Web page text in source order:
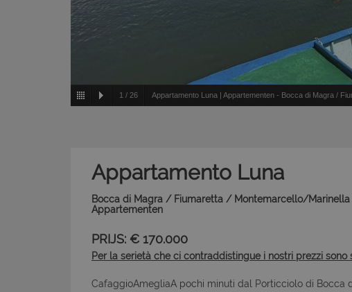
1 / 26 Appartamento Luna | Appartementen - Bocca di Magra /
Appartamento Luna
Bocca di Magra / Fiumaretta / Montemarcello/
Appartementen
PRIJS: € 170.000
Per la serietà che ci contraddistingue i nostri prezzi
CafaggioAmegliaA pochi minuti dal Porticciolo di